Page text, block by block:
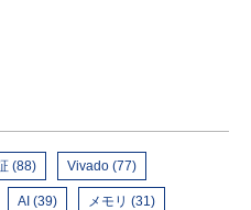
(88) Vivado (77)
AI (39) メモリ (31)